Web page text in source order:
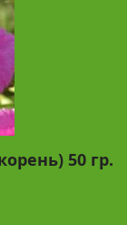
50 гр.